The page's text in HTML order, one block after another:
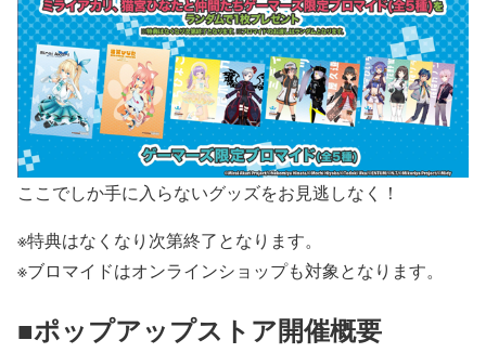
ここでしか手に入らないグッズをお見逃しなく！
※特典はなくなり次第終了となります。
※ブロマイドはオンラインショップも対象となります。
■ポップアップストア開催概要